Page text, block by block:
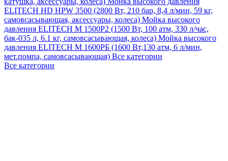
ELITECH HD HPW 3500 (2800 Вт, 210 бар, 8,4 л/мин, 59 кг,
самовсасывающая, аксессуары, колеса) Мойка высокого
давления ELITECH M 1500P2 (1500 Вт, 100 атм, 330 л/час,
бак-035 л, 6.1 кг, самовсасывающая, колеса) Мойка высокого
давления ELITECH М 1600РБ (1600 Вт,130 атм, 6 л/мин,
мет.помпа, самовсасывающая) Все категории
Все категории